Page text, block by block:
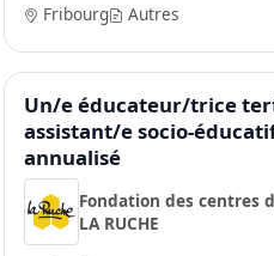
Fribourg Autres
Un/e éducateur/trice
assistant/e socio-
annualisé
Fondation des centres
LA RUCHE